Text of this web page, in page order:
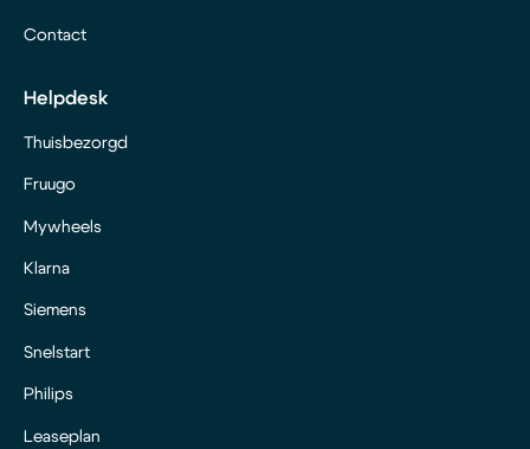
Contact
Helpdesk
Thuisbezorgd
Fruugo
Mywheels
Klarna
Siemens
Snelstart
Philips
Leaseplan